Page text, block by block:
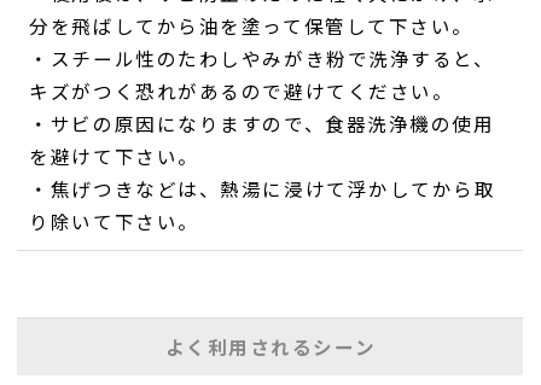
分を飛ばしてから油を塗って保管して下さい。
・スチール性のたわしやみがき粉で洗浄すると、
キズがつく恐れがあるので避けてください。
・サビの原因になりますので、食器洗浄機の使用
を避けて下さい。
・焦げつきなどは、熱湯に浸けて浮かしてから取
り除いて下さい。
よく利用されるシーン